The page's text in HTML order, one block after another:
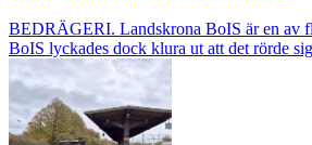
BEDRÄGERI. Landskrona BoIS är en av
BoIS lyckades dock klura ut att det rörde